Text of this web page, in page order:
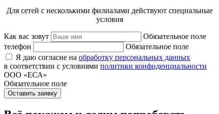
Для сетей с несколькими филиалами действуют специальные
условия
Как вас зовут
Обязательное поле
телефон
Обязательное поле
Я даю согласие на обработку персональных данных
в соответствии с условиями политики конфиденциальности
ООО «ЕСА»
Обязательное поле
Оставить заявку